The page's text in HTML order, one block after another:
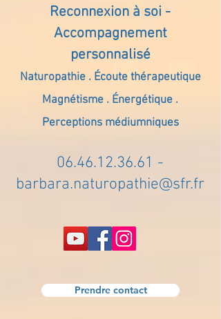
Reconnexion à soi -
Accompagnement
personnalisé
Naturopathie . Écoute thérapeutique
Magnétisme . Énergétique .
Perceptions médiumniques
06.46.12.36.61 -
barbara.naturopathie@sfr.fr
Prendre contact